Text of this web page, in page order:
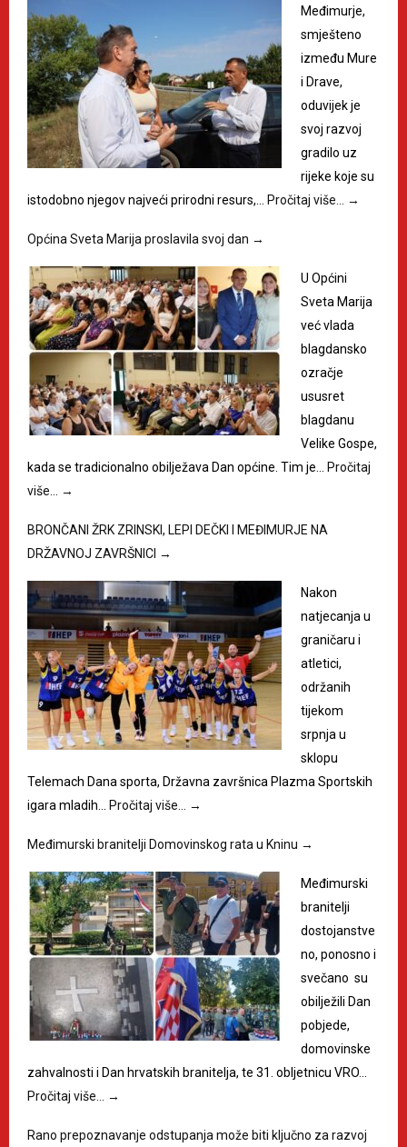
Međimurje,
smješteno
između Mure
i Drave,
oduvijek je
svoj razvoj
gradilo uz
rijeke koje su
istodobno njegov najveći prirodni resurs,…
Pročitaj više… →
Općina Sveta Marija proslavila svoj dan →
U Općini
Sveta Marija
već vlada
blagdansko
ozračje
ususret
blagdanu
Velike Gospe,
kada se tradicionalno obilježava Dan općine. Tim je…
Pročitaj
više…
→
BRONČANI ŽRK ZRINSKI, LEPI DEČKI I MEĐIMURJE NA
DRŽAVNOJ ZAVRŠNICI →
Nakon
natjecanja u
graničaru i
atletici,
održanih
tijekom
srpnja u
sklopu
Telemach Dana sporta, Državna završnica Plazma Sportskih
igara mladih…
Pročitaj više… →
Međimurski branitelji Domovinskog rata u Kninu →
Međimurski
branitelji
dostojanstve
no, ponosno i
svečano su
obilježili Dan
pobjede,
domovinske
zahvalnosti i Dan hrvatskih branitelja, te 31. obljetnicu VRO…
Pročitaj više…
→
Rano prepoznavanje odstupanja može biti ključno za razvoj